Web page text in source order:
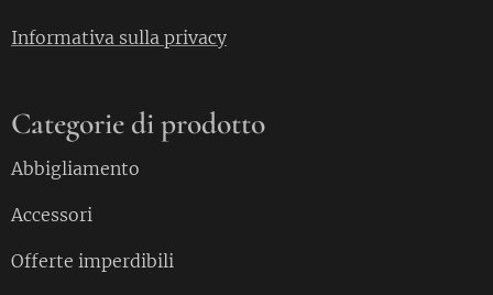
Informativa sulla privacy
Categorie di prodotto
Abbigliamento
Accessori
Offerte imperdibili